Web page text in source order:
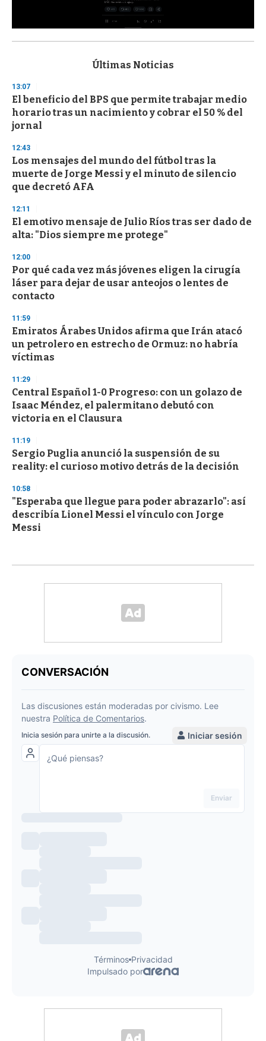
s
d
s
o
f
3
s
e
c
o
n
d
Últimas Noticias
13:07
El beneficio del BPS que permite trabajar medio
horario tras un nacimiento y cobrar el 50 % del
jornal
12:43
Los mensajes del mundo del fútbol tras la
muerte de Jorge Messi y el minuto de silencio
que decretó AFA
12:11
El emotivo mensaje de Julio Ríos tras ser dado de
alta: "Dios siempre me protege"
12:00
Por qué cada vez más jóvenes eligen la cirugía
láser para dejar de usar anteojos o lentes de
contacto
11:59
Emiratos Árabes Unidos afirma que Irán atacó
un petrolero en estrecho de Ormuz: no habría
víctimas
11:29
Central Español 1-0 Progreso: con un golazo de
Isaac Méndez, el palermitano debutó con
victoria en el Clausura
11:19
Sergio Puglia anunció la suspensión de su
reality: el curioso motivo detrás de la decisión
10:58
"Esperaba que llegue para poder abrazarlo": así
describía Lionel Messi el vínculo con Jorge
Messi